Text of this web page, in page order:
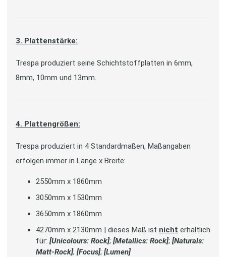
3. Plattenstärke:
Trespa produziert seine Schichtstoffplatten in 6mm,
8mm, 10mm und 13mm.
4. Plattengrößen:
Trespa produziert in 4 Standardmaßen, Maßangaben
erfolgen immer in Länge x Breite:
2550mm x 1860mm
3050mm x 1530mm
3650mm x 1860mm
4270mm x 2130mm | dieses Maß ist nicht erhältlich
für: [Unicolours: Rock]; [Metallics: Rock]; [Naturals:
Matt-Rock]; [Focus]; [Lumen]